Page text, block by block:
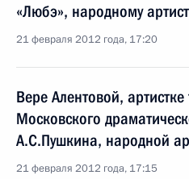
«Любэ», народному
21 февраля 2012 года, 17:20
Вере Алентовой,
Московского
А.С.Пушкина, народной
21 февраля 2012 года, 17:15